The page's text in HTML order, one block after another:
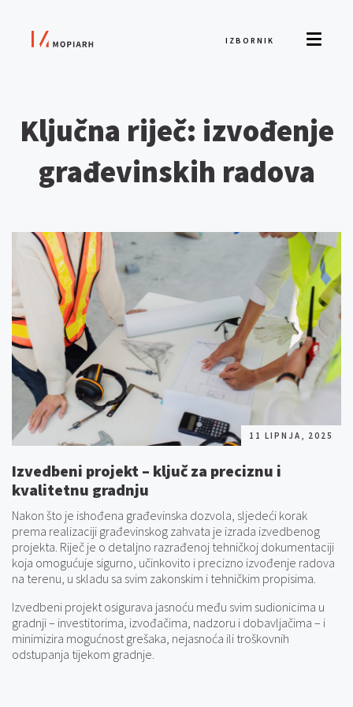
IZBORNIK
Ključna riječ: izvođenje
građevinskih radova
11 LIPNJA, 2025
Izvedbeni projekt – ključ za preciznu i
kvalitetnu gradnju
Nakon što je ishođena građevinska dozvola, sljedeći korak
prema realizaciji građevinskog zahvata je izrada izvedbenog
projekta. Riječ je o detaljno razrađenoj tehničkoj dokumentaciji
koja omogućuje sigurno, učinkovito i precizno izvođenje radova
na terenu, u skladu sa svim zakonskim i tehničkim propisima.
Izvedbeni projekt osigurava jasnoću među svim sudionicima u
gradnji – investitorima, izvođačima, nadzoru i dobavljačima – i
minimizira mogućnost grešaka, nejasnoća ili troškovnih
odstupanja tijekom gradnje.